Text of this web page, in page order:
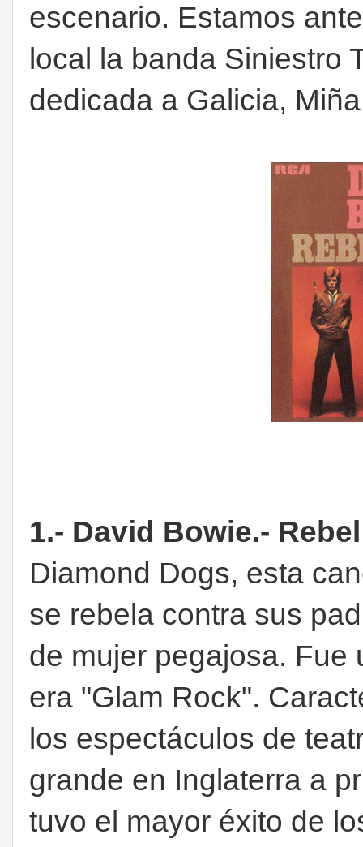
escenario. Estamos
local la banda Siniestro
dedicada a Galicia,
1.- David Bowie.-
Diamond Dogs, esta
se rebela contra sus
de mujer pegajosa. Fue
era "Glam Rock".
los espectáculos de
grande en Inglaterra a
tuvo el mayor éxito de